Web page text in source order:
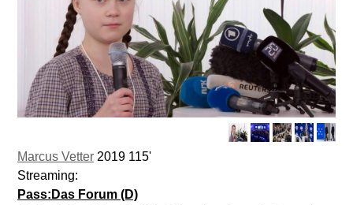
Marcus Vetter 2019 115'
Streaming:
Pass:Das Forum (D)
216.73.217.175